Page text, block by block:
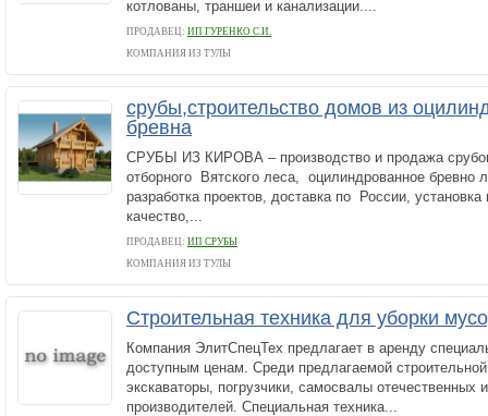
котлованы, траншеи и канализации....
ПРОДАВЕЦ: ИП ГУРЕНКО С.И.
КОМПАНИЯ ИЗ ТУЛЫ
срубы,строительство домов из
бревна
СРУБЫ ИЗ КИРОВА – производство и продажа
отборного Вятского леса, оцилиндрованное бревно
разработка проектов, доставка по России,
качество,...
ПРОДАВЕЦ: ИП СРУБЫ
КОМПАНИЯ ИЗ ТУЛЫ
Строительная техника для уборки
Компания ЭлитСпецТех предлагает в аренду
доступным ценам. Среди предлагаемой
экскаваторы, погрузчики, самосвалы
производителей. Специальная техника...